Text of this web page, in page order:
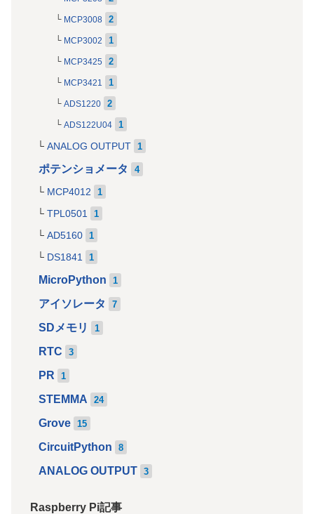
MCP3008 2
MCP3002 1
MCP3425 2
MCP3421 1
ADS1220 2
ADS122U04 1
ANALOG OUTPUT 1
ポテンショメータ 4
MCP4012 1
TPL0501 1
AD5160 1
DS1841 1
MicroPython 1
アイソレータ 7
SDメモリ 1
RTC 3
PR 1
STEMMA 24
Grove 15
CircuitPython 8
ANALOG OUTPUT 3
Raspberry Pi記事